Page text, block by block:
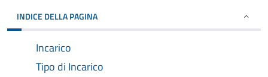
INDICE DELLA PAGINA
Incarico
Tipo di Incarico